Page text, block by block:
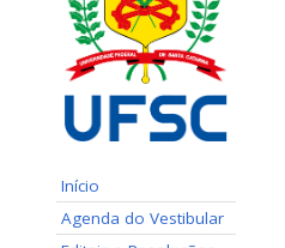
Início
Agenda do Vestibular